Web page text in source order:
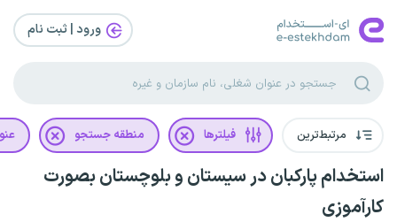
ورود | ثبت‌ نام
مرتبط‌ترین فیلترها منطقه جستجو
استخدام پارکبان در سیستان و بلوچستان بصورت
کارآموزی